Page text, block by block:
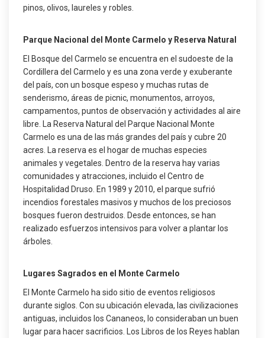
pinos, olivos, laureles y robles.
Parque Nacional del Monte Carmelo y Reserva Natural
El Bosque del Carmelo se encuentra en el sudoeste de la
Cordillera del Carmelo y es una zona verde y exuberante
del país, con un bosque espeso y muchas rutas de
senderismo, áreas de picnic, monumentos, arroyos,
campamentos, puntos de observación y actividades al aire
libre. La Reserva Natural del Parque Nacional Monte
Carmelo es una de las más grandes del país y cubre 20
acres. La reserva es el hogar de muchas especies
animales y vegetales. Dentro de la reserva hay varias
comunidades y atracciones, incluido el Centro de
Hospitalidad Druso. En 1989 y 2010, el parque sufrió
incendios forestales masivos y muchos de los preciosos
bosques fueron destruidos. Desde entonces, se han
realizado esfuerzos intensivos para volver a plantar los
árboles.
Lugares Sagrados en el Monte Carmelo
El Monte Carmelo ha sido sitio de eventos religiosos
durante siglos. Con su ubicación elevada, las civilizaciones
antiguas, incluidos los Cananeos, lo consideraban un buen
lugar para hacer sacrificios. Los Libros de los Reyes hablan